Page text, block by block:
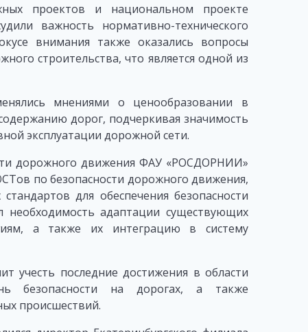
проектов и национальном проекте
важность нормативно-технического
внимания также оказались вопросы
строительства, что является одной из
мнениями о ценообразовании в
дорог, подчеркивая значимость
эксплуатации дорожной сети.
дорожного движения ФАУ «РОСДОРНИИ»
по безопасности дорожного движения,
для обеспечения безопасности
адаптации существующих
а также их интеграцию в систему
учесть последние достижения в области
безопасности на дорогах, а также
происшествий.